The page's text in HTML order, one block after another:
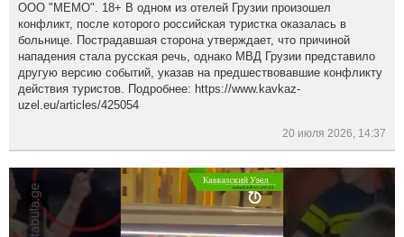
ООО "МЕМО". 18+ В одном из отелей Грузии произошел
конфликт, после которого российская туристка оказалась в
больнице. Пострадавшая сторона утверждает, что причиной
нападения стала русская речь, однако МВД Грузии представило
другую версию событий, указав на предшествовавшие конфликту
действия туристов. Подробнее: https://www.kavkaz-
uzel.eu/articles/425054
20 июля 2026, 14:37